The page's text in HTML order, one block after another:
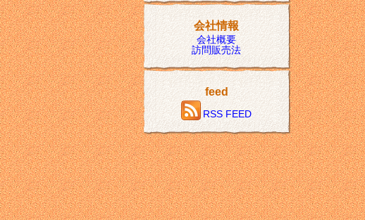
会社情報
会社概要
訪問販売法
feed
RSS FEED